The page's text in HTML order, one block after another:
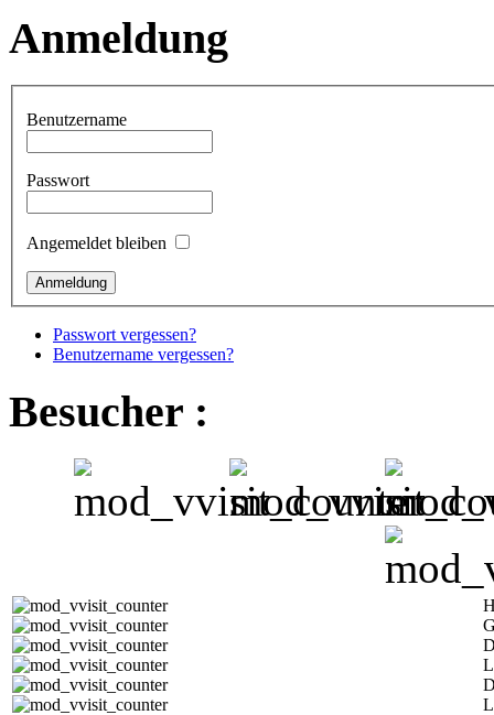
Anmeldung
Benutzername
Passwort
Angemeldet bleiben
Passwort vergessen?
Benutzername vergessen?
Besucher :